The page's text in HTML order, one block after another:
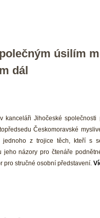
úsilím
dál
kanceláři Jihočeské společnosti
Českomoravské
jednoho z trojice těch, kteří s
jeho názory pro čtenáře
pro stručné osobní představení.